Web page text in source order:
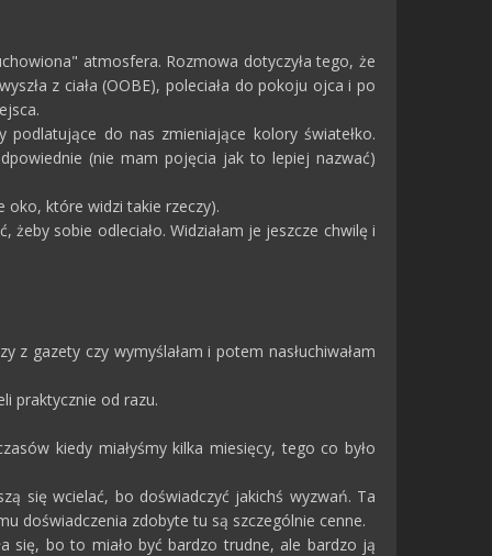
atmosfera. Rozmowa dotyczyła tego, że
z ciała (OOBE), poleciała do pokoju ojca i po
do nas zmieniające kolory światełko.
(nie mam pojęcia jak to lepiej nazwać)
oko, które widzi takie rzeczy).
żeby sobie odleciało. Widziałam je jeszcze chwilę i
z gazety czy wymyślałam i potem nasłuchiwałam
praktycznie od razu.
kiedy miałyśmy kilka miesięcy, tego co było
się wcielać, bo doświadczyć jakichś wyzwań. Ta
doświadczenia zdobyte tu są szczególnie cenne.
się, bo to miało być bardzo trudne, ale bardzo ją